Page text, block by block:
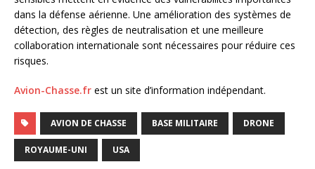
dans la défense aérienne. Une amélioration des systèmes de
détection, des règles de neutralisation et une meilleure
collaboration internationale sont nécessaires pour réduire ces
risques.
Avion-Chasse.fr est un site d’information indépendant.
AVION DE CHASSE BASE MILITAIRE DRONE
ROYAUME-UNI USA